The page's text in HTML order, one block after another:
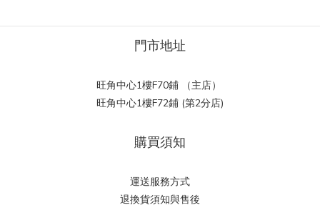
門市地址
旺角中心1樓F70鋪 （主店）
旺角中心1樓F72鋪 (第2分店)
購買須知
運送服務方式
退換貨須知與售後